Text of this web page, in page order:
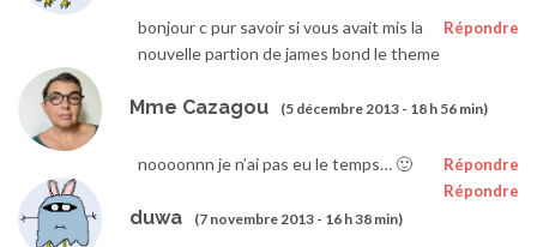
Répondre
bonjour c pur savoir si vous avait mis la
nouvelle partion de james bond le theme
Mme Cazagou (5 décembre 2013 - 18 h 56 min)
Répondre
noooonnn je n’ai pas eu le temps… 🙂
duwa (7 novembre 2013 - 16 h 38 min)
Répondre